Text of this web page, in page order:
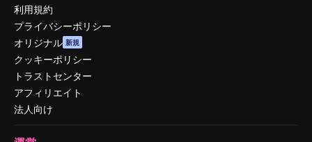
利用規約
プライバシーポリシー
オリジナル 新規
クッキーポリシー
トラストセンター
アフィリエイト
法人向け